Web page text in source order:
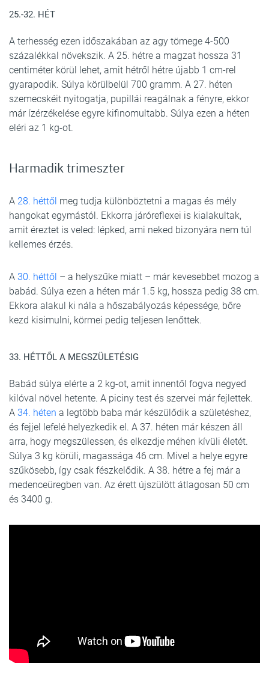
25.-32. HÉT
A terhesség ezen időszakában az agy tömege 4-500
százalékkal növekszik. A 25. hétre a magzat hossza 31
centiméter körül lehet, amit hétről hétre újabb 1 cm-rel
gyarapodik. Súlya körülbelül 700 gramm. A 27. héten
szemecskéit nyitogatja, pupillái reagálnak a fényre, ekkor
már ízérzékelése egyre kifinomultabb. Súlya ezen a héten
eléri az 1 kg-ot.
Harmadik trimeszter
A 28. héttől meg tudja különböztetni a magas és mély
hangokat egymástól. Ekkorra járóreflexei is kialakultak,
amit éreztet is veled: lépked, ami neked bizonyára nem túl
kellemes érzés.
A 30. héttől – a helyszűke miatt – már kevesebbet mozog a
babád. Súlya ezen a héten már 1.5 kg, hossza pedig 38 cm.
Ekkora alakul ki nála a hőszabályozás képessége, bőre
kezd kisimulni, körmei pedig teljesen lenőttek.
33. HÉTTŐL A MEGSZÜLETÉSIG
Babád súlya elérte a 2 kg-ot, amit innentől fogva negyed
kilóval növel hetente. A piciny test és szervei már fejlettek.
A 34. héten a legtöbb baba már készülődik a születéshez,
és fejjel lefelé helyezkedik el. A 37. héten már készen áll
arra, hogy megszülessen, és elkezdje méhen kívüli életét.
Súlya 3 kg körüli, magassága 46 cm. Mivel a helye egyre
szűkösebb, így csak fészkelődik. A 38. hétre a fej már a
medenceüregben van. Az érett újszülött átlagosan 50 cm
és 3400 g.